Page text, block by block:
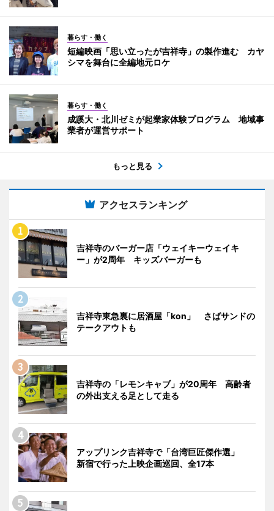
暮らす・働く
短編映画「思い立ったが吉祥寺」の製作進む カヤ
シマを舞台に全編地元ロケ
暮らす・働く
成蹊大・北川ゼミが起業家体験プログラム 地域事
業者が運営サポート
もっと見る
アクセスランキング
吉祥寺のバーガー店「ウェイキーウェイキ
ー」が2周年 キッズバーガーも
吉祥寺東急裏に居酒屋「kon」 さばサンドの
テークアウトも
吉祥寺の「レモンキャブ」が20周年 高齢者
の外出支える足として走る
アップリンク吉祥寺で「台湾巨匠傑作選」
新宿で行った上映企画巡回、全17本